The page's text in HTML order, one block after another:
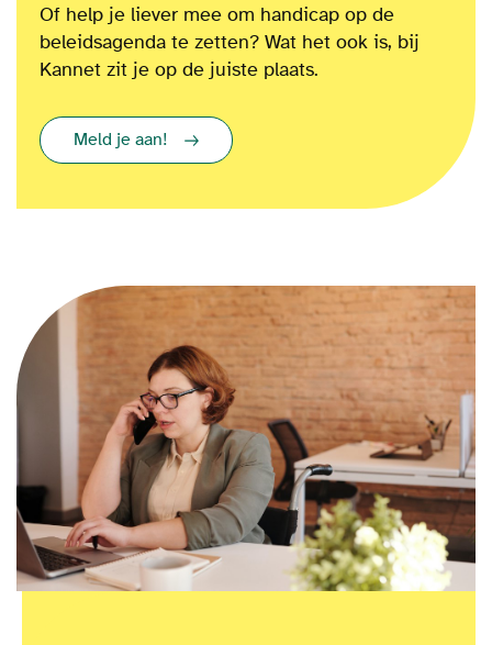
Of help je liever mee om handicap op de
beleidsagenda te zetten? Wat het ook is, bij
Kannet zit je op de juiste plaats.
Meld je aan!